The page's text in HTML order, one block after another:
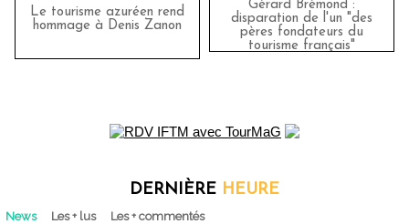
Le tourisme azuréen rend
hommage à Denis Zanon
Gérard Brémond :
disparation de l'un "des
pères fondateurs du
tourisme français"
DERNIÈRE HEURE
News Les + lus Les + commentés